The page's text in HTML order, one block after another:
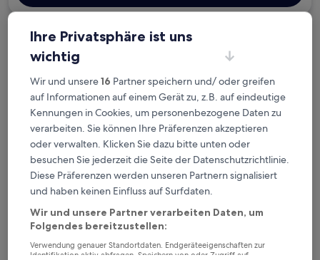
Kostenlose Stornierung bei
Planänderungen
Verdiene Prämien für jede
wahrgenommene Übernachtung
Mehr sparen mit Preisen für Mitglieder
Überprüfe die Preise für diese Daten
6. Aug. - 7. Aug.
7. Aug. - 8. Aug.
Ihre Privatsphäre ist uns
wichtig
Wir und unsere16 Partner speichern und/ oder greifen
auf Informationen auf einem Gerät zu, z.B. auf eindeutige
Kennungen in Cookies, um personenbezogene Daten zu
verarbeiten. Sie können Ihre Präferenzen akzeptieren
oder verwalten. Klicken Sie dazu bitte unten oder
besuchen Sie jederzeit die Seite der Datenschutzrichtlinie.
Diese Präferenzen werden unseren Partnern signalisiert
und haben keinen Einfluss auf Surfdaten.
Wir und unsere Partner verarbeiten Daten, um
Folgendes bereitzustellen:
Verwendung genauer Standortdaten. Endgeräteeigenschaften zur
Identifikation aktiv abfragen. Speichern von oder Zugriff auf